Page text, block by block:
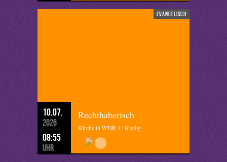
evangelisch
10.07.
2026
08:55
Uhr
Rechthaberisch
Kirche in WDR 4 | Kießig